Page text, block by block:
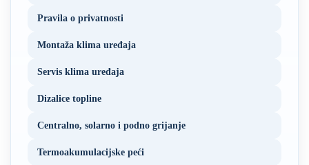
Pravila o privatnosti
Montaža klima uređaja
Servis klima uređaja
Dizalice topline
Centralno, solarno i podno grijanje
Termoakumulacijske peći